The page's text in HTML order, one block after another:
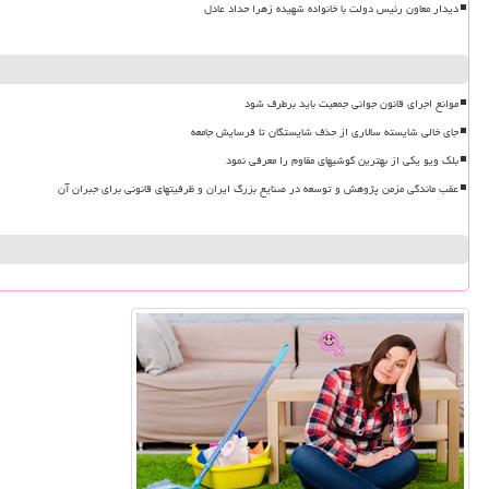
دیدار معاون رئیس دولت با خانواده شهیده زهرا حداد عادل
موانع اجرای قانون جوانی جمعیت باید برطرف شود
جای خالی شایسته سالاری از حذف شایستگان تا فرسایش جامعه
بلک ویو یکی از بهترین گوشیهای مقاوم را معرفی نمود
عقب ماندگی مزمن پژوهش و توسعه در صنایع بزرگ ایران و ظرفیتهای قانونی برای جبران آن